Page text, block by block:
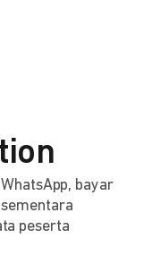
bayar
peserta